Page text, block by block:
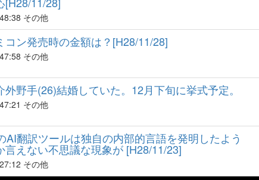
その他
コン発売時の金額は？[H28/11/28]
その他
野手(26)結婚していた。12月下旬に挙式予定。
その他
AI翻訳ツールは独自の内部的言語を発明したよう
言えない不思議な現象が [H28/11/23]
その他